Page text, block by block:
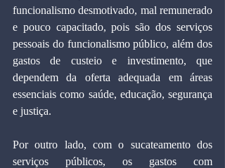
funcionalismo desmotivado, mal remunerado
e pouco capacitado, pois são dos serviços
pessoais do funcionalismo público, além dos
gastos de custeio e investimento, que
dependem da oferta adequada em áreas
essenciais como saúde, educação, segurança
e justiça.
Por outro lado, com o sucateamento dos
serviços públicos, os gastos com